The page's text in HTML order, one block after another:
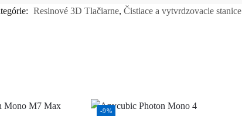
Resinové 3D Tlačiarne, Čistiace a vytvrdzovacie stanice
-9%